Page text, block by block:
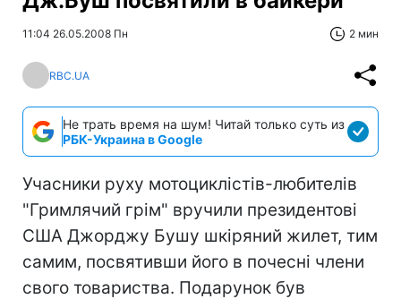
11:04 26.05.2008 Пн 2 мин
RBC.UA
Не трать время на шум! Читай только суть из
РБК-Украина в Google
Учасники руху мотоциклістів-любителів
"Гримлячий грім" вручили президентові
США Джорджу Бушу шкіряний жилет, тим
самим, посвятивши його в почесні члени
свого товариства. Подарунок був